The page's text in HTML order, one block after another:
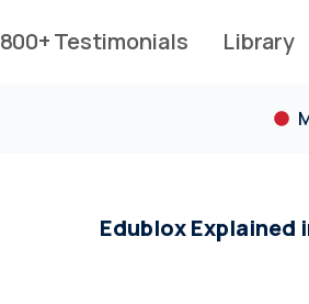
800+ Testimonials Library
Edublox Explained